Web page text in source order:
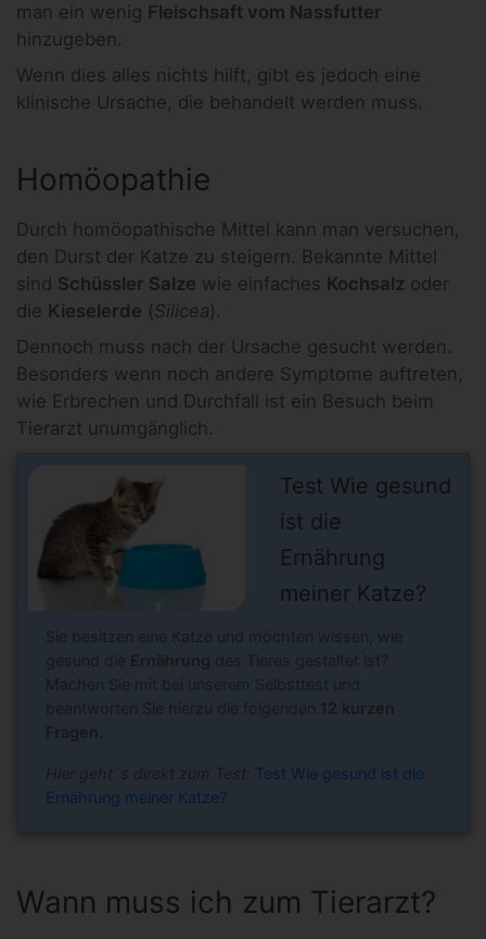
man ein wenig Fleischsaft vom Nassfutter
hinzugeben.
Wenn dies alles nichts hilft, gibt es jedoch eine
klinische Ursache, die behandelt werden muss.
Homöopathie
Durch homöopathische Mittel kann man versuchen,
den Durst der Katze zu steigern. Bekannte Mittel
sind Schüssler Salze wie einfaches Kochsalz oder
die Kieselerde (Silicea).
Dennoch muss nach der Ursache gesucht werden.
Besonders wenn noch andere Symptome auftreten,
wie Erbrechen und Durchfall ist ein Besuch beim
Tierarzt unumgänglich.
Test Wie gesund
ist die
Ernährung
meiner Katze?
Sie besitzen eine Katze und möchten wissen, wie
gesund die Ernährung des Tieres gestaltet ist?
Machen Sie mit bei unserem Selbsttest und
beantworten Sie hierzu die folgenden 12 kurzen
Fragen
Hier geht´s direkt zum Test: Test Wie gesund ist die
Ernährung meiner Katze?
Wann muss ich zum Tierarzt?